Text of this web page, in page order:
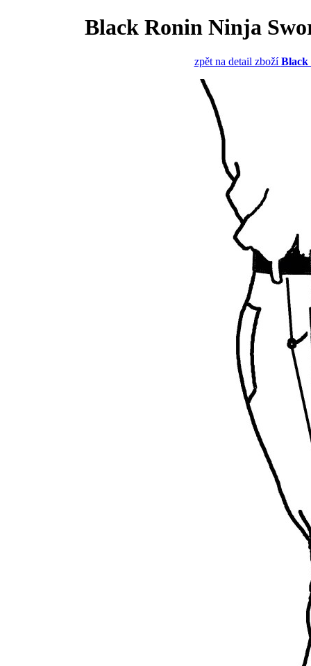
Black Ronin Ninja
zpět na detail zbožíBlack